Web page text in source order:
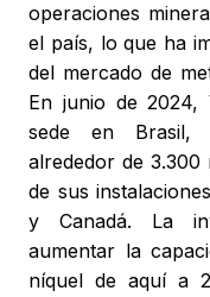
operaciones
el país, lo que ha
del mercado de
En junio de 2024,
sede en Brasil,
alrededor de 3.300
de sus
y Canadá. La
aumentar la
níquel de aquí a